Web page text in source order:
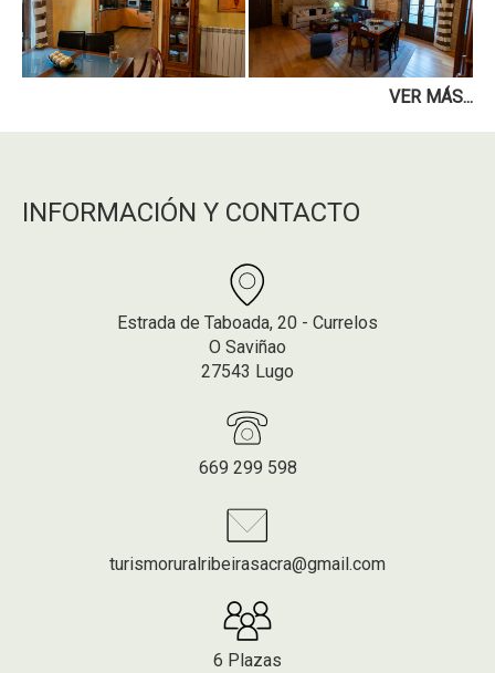
VER MÁS...
INFORMACIÓN Y CONTACTO
Estrada de Taboada, 20 - Currelos
O Saviñao
27543 Lugo
669 299 598
turismoruralribeirasacra@gmail.com
6 Plazas